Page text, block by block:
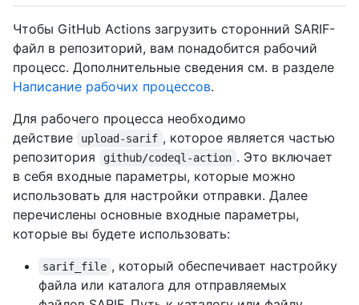
Чтобы GitHub Actions загрузить сторонний SARIF-
файл в репозиторий, вам понадобится рабочий
процесс. Дополнительные сведения см. в разделе
Написание рабочих процессов.
Для рабочего процесса необходимо
действие
upload-sarif , которое является частью
репозитория
github/codeql-action . Это включает
в себя входные параметры, которые можно
использовать для настройки отправки. Далее
перечислены основные входные параметры,
которые вы будете использовать:
sarif_file , который обеспечивает настройку
файла или каталога для отправляемых